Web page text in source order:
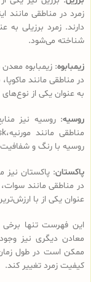
زمرد در مناطقی مانند
دارند. زمرد برزیلی به
شناخته می‌شود.
زیمبابوه: زیمبابوه
به عنوان یکی از
روسیه: روسیه نیز
روسیه با رنگ و
پاکستان: پاکستان نیز
در مناطقی مانند سوات،
عنوان یکی از با
این فهرست تنها
معادن دیگری نیز
ممکن است در طول زمان
کیفیت زمرد تغییر کند.